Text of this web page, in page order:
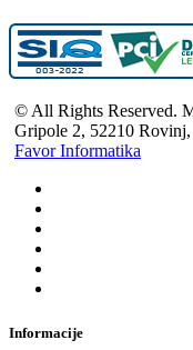
© All Rights Reserved.
Gripole 2, 52210
Favor Informatika
Informacije